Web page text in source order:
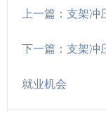
上一篇：支架
下一篇：支架冲
就业机会